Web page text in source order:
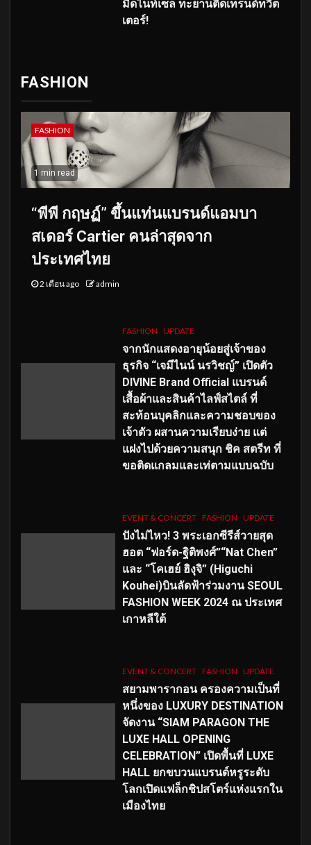
มิดไนท์เซล ทะยานติดเทรนด์ทวิต
เตอร์!
FASHION
FASHION
1 min read
“พีพี กฤษฏ์” ขึ้นแท่นแบรนด์แอมบา
สเดอร์ Cartier คนล่าสุดจาก
ประเทศไทย
2 เดือน ago admin
FASHION UPDATE
จากนักแสดงอายุน้อยสู่เจ้าของ
ธุรกิจ “เจมีไนน์ นรวิชญ์” เปิดตัว
DIVINE Brand Official แบรนด์
เสื้อผ้าและสินค้าไลฟ์สไตล์ ที่
สะท้อนบุคลิกและความชอบของ
เจ้าตัว ผสานความเรียบง่าย แต่
แฝงไปด้วยความสนุก ชิค สตรีท ที่
ขอติดแกลมและเท่ตามแบบฉบับ
EVENT & CONCERT FASHION UPDATE
ปังไม่ไหว! 3 พระเอกซีรีส์วายสุด
ฮอต “ฟอร์ด-ฐิติพงศ์”“Nat Chen”
และ “โคเฮย์ ฮิงุจิ” (Higuchi
Kouhei)บินลัดฟ้าร่วมงาน SEOUL
FASHION WEEK 2024 ณ ประเทศ
เกาหลีใต้
EVENT & CONCERT FASHION UPDATE
สยามพารากอน ครองความเป็นที่
หนึ่งของ LUXURY DESTINATION
จัดงาน “SIAM PARAGON THE
LUXE HALL OPENING
CELEBRATION” เปิดพื้นที่ LUXE
HALL ยกขบวนแบรนด์หรูระดับ
โลกเปิดแฟล็กชิปสโตร์แห่งแรกใน
เมืองไทย